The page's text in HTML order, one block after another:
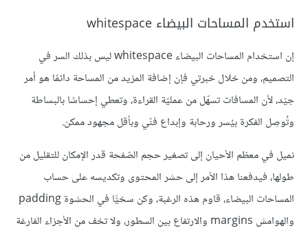
استخدم المساحات البيضاء whitespace
إن استخدام المساحات البيضاء whitespace ليس بذلك السر في
التصميم، ومن خلال خبرتي فإن إضافة المزيد من المساحة دائمًا هو أمر
جيّد، لأن المسافات تسهّل من عمليّة القراءة، وتعطي إحساسًا بالبساطة
وتُوصِل الفكرة بيُسر ورحابة وإبداع فنّي وبأقل مجهود ممكن.
نميل في معظم الأحيان إلى تصغير حجم الصّفحة قدر الإمكان للتقليل من
طولها، فيدفعنا هذا الأمر إلى حشر المحتوى وتكديسه على حساب
المساحات البيضاء، قاوم هذه الرغبة، وكن سخيًّا في الحشوة padding
والهوامش margins والارتفاع بين السطور، ولا تخف من الأجزاء الفارغة